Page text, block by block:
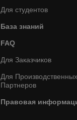
Для студентов
База знаний
FAQ
Для Заказчиков
Для Производственных
Партнеров
Правовая